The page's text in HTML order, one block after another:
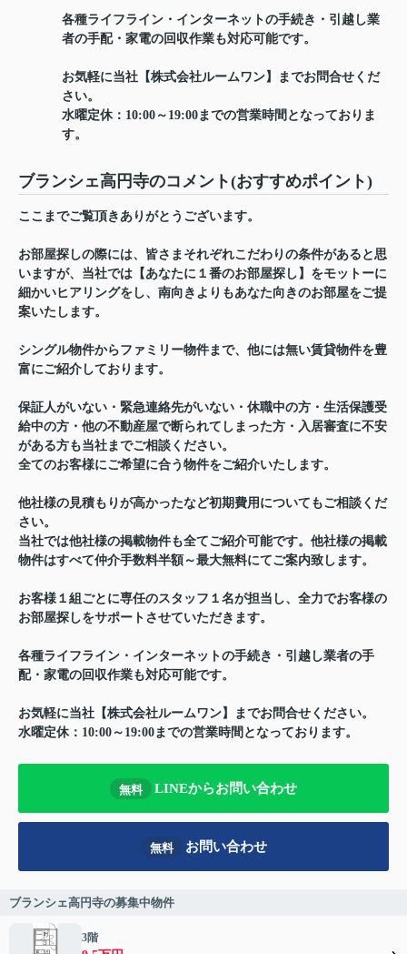
各種ライフライン・インターネットの手続き・引越し業
者の手配・家電の回収作業も対応可能です。
お気軽に当社【株式会社ルームワン】までお問合せくだ
さい。
水曜定休：10:00～19:00までの営業時間となっておりま
す。
ブランシェ高円寺のコメント(おすすめポイント)
ここまでご覧頂きありがとうございます。
お部屋探しの際には、皆さまそれぞれこだわりの条件があると思
いますが、当社では【あなたに１番のお部屋探し】をモットーに
細かいヒアリングをし、南向きよりもあなた向きのお部屋をご提
案いたします。
シングル物件からファミリー物件まで、他には無い賃貸物件を豊
富にご紹介しております。
保証人がいない・緊急連絡先がいない・休職中の方・生活保護受
給中の方・他の不動産屋で断られてしまった方・入居審査に不安
がある方も当社までご相談ください。
全てのお客様にご希望に合う物件をご紹介いたします。
他社様の見積もりが高かったなど初期費用についてもご相談くだ
さい。
当社では他社様の掲載物件も全てご紹介可能です。他社様の掲載
物件はすべて仲介手数料半額～最大無料にてご案内致します。
お客様１組ごとに専任のスタッフ１名が担当し、全力でお客様の
お部屋探しをサポートさせていただきます。
各種ライフライン・インターネットの手続き・引越し業者の手
配・家電の回収作業も対応可能です。
お気軽に当社【株式会社ルームワン】までお問合せください。
水曜定休：10:00～19:00までの営業時間となっております。
無料 LINEからお問い合わせ
無料 お問い合わせ
ブランシェ高円寺の募集中物件
3階